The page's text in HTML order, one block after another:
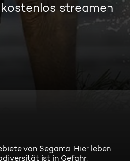
streamen
von Segama. Hier leben
ist in Gefahr.